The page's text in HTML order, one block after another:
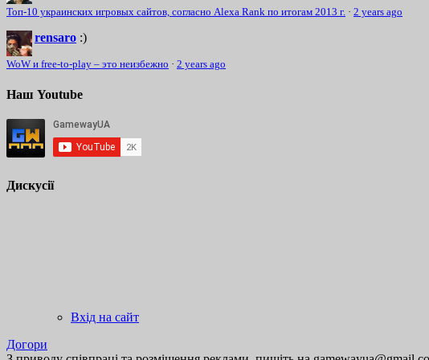
Топ-10 украинских игровых сайтов, согласно Alexa Rank по итогам 2013 г. · 2 years ago
rensaro :)
WoW и free-to-play – это неизбежно · 2 years ago
Наш Youtube
Дискусії
Вхід на сайт
Догори